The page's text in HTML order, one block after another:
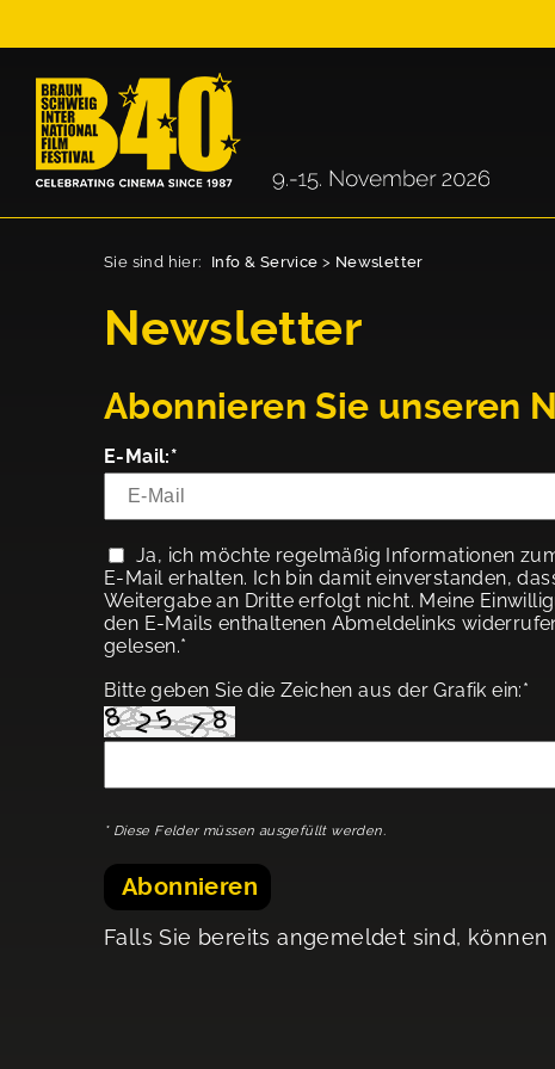
Sie sind hier: Info & Service > Newsletter
Newsletter
Abonnieren Sie unseren
E-Mail:*
Ja, ich möchte regelmäßig Informationen
E-Mail erhalten. Ich bin damit einverstanden,
Weitergabe an Dritte erfolgt nicht. Meine
den E-Mails enthaltenen Abmeldelinks
gelesen.*
Bitte geben Sie die Zeichen aus der Grafik ein:*
* Diese Felder müssen ausgefüllt werden.
Abonnieren
Falls Sie bereits angemeldet sind,